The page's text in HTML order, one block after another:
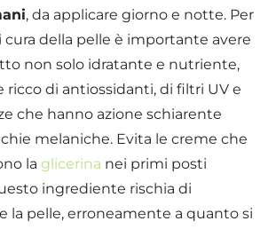
, da applicare giorno e notte. Per
cura della pelle è importante avere
non solo idratante e nutriente,
ricco di antiossidanti, di filtri UV e
che hanno azione schiarente
melaniche. Evita le creme che
laglicerina nei primi posti
ingrediente rischia di
la pelle, erroneamente a quanto si